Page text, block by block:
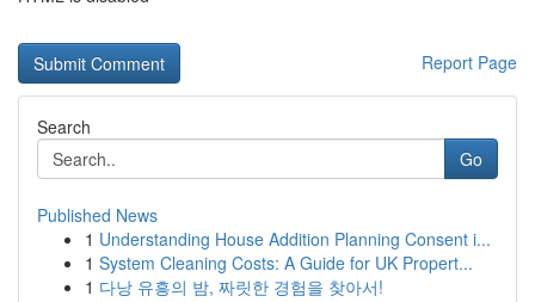
Report Page
Search
Go
Published News
1 Understanding House Addition Planning Consent i...
1 System Cleaning Costs: A Guide for UK Propert...
1 다낭 유흥의 밤, 짜릿한 경험을 찾아서!